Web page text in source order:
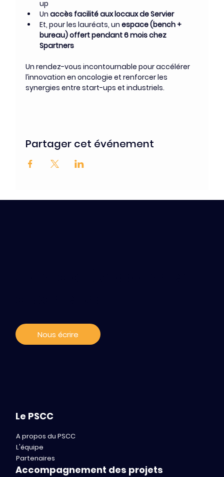
up
Un accès facilité aux locaux de Servier
Et, pour les lauréats, un espace (bench +
bureau) offert pendant 6 mois chez
Spartners
Un rendez-vous incontournable pour accélérer
l’innovation en oncologie et renforcer les
synergies entre start-ups et industriels.
Partager cet événement
Nous écrire
Le PSCC
A propos du PSCC
L'équipe
Partenaires
Accompagnement des projets